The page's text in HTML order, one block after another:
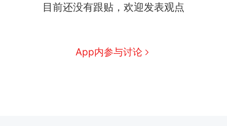
目前还没有跟贴，欢迎发表观点
App内参与讨论